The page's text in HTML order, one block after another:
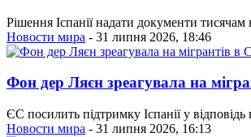
Рішення Іспанії надати документи
Новости мира - 31 липня 2026, 18:46
Фон дер Ляєн зреагувала на
ЄС посилить підтримку Іспанії у
Новости мира - 31 липня 2026, 16:13